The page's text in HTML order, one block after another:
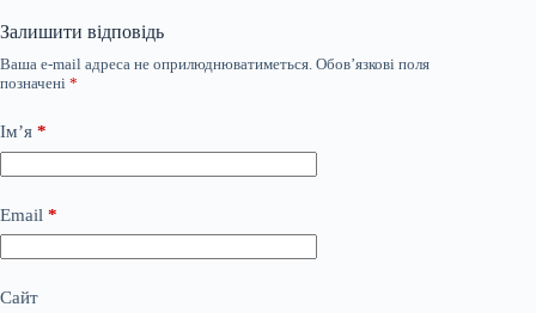
Залишити відповідь
Ваша e-mail адреса не оприлюднюватиметься. Обов’язкові поля
позначені *
Ім’я *
Email *
Сайт